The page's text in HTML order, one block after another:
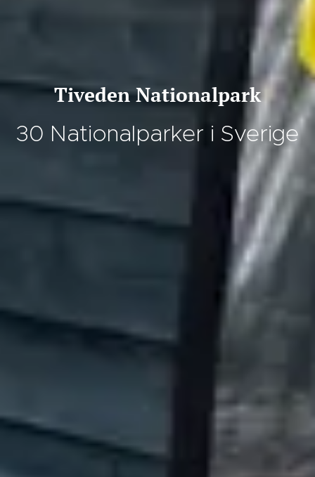
Tiveden Nationalpark
30 Nationalparker i Sverige